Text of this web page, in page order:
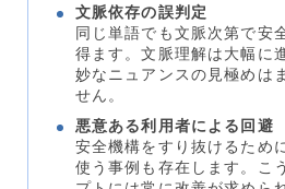
文脈依存の誤判定
同じ単語でも文脈次第で安
得ます。文脈理解は大幅に
妙なニュアンスの見極めは
せん。
悪意ある利用者による回避
安全機構をすり抜けるため
使う事例も存在します。こ